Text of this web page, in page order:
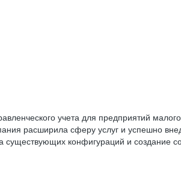
учета для предприятий
расширила сферу услуг и успешно
существующих конфигураций и создание